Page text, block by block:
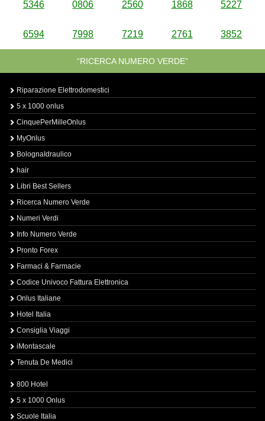
5346 0806 2560 1868 5227
6594 7998 7219 2761 3852
“RICERCA NUMERO VERDE”
Riparazione Elettrodomestici
5 x 1000 onlus
CinquePerMilleOnlus
MyOnlus
BolognaIdraulico
hair
Libri Best Sellers
Ricerca Numero Verde
Numeri Verdi
Info Numero Verde
Pronto Forex
Farmaci & Farmacie
Codice Univoco Fattura Elettronica
Onlus Italiane
Hotel Italia
Consiglia Viaggi
iMontascale
Tenuta De Medici
800 Hotel
5 x 1000 Onlus
Scuole Italia